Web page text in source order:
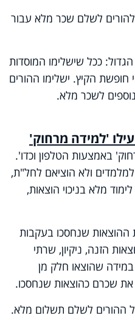
לשלם שכר מלא עבור
ככל שישלימו המוסדות
חופשת הקיץ. ישלימו ההורים
לשכר מלא.
'למידה מרחוק'
באמצעות הטלפון וכדו'.
ולא הוציאם לחל"ת,
מלא בניכוי הוצאות,
ההוצאות שנחסכו בעקבות
הזנה, ניקיון, שרתי
במידה שהוצאו חלק מן
שכרם כהוצאות שנחסכו.
.